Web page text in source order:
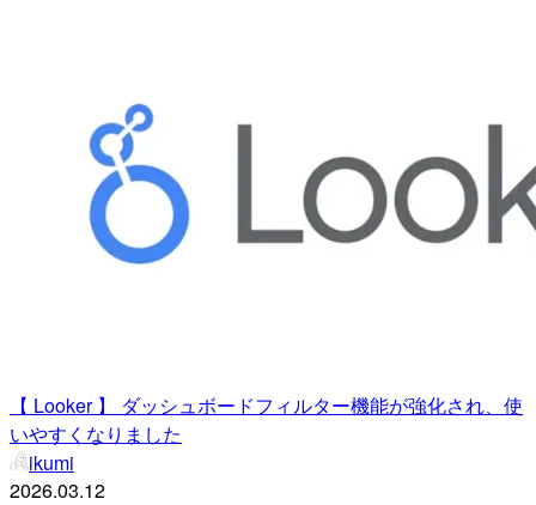
【 Looker 】 ダッシュボードフィルター機能が強化され、使
いやすくなりました
ikumi
2026.03.12